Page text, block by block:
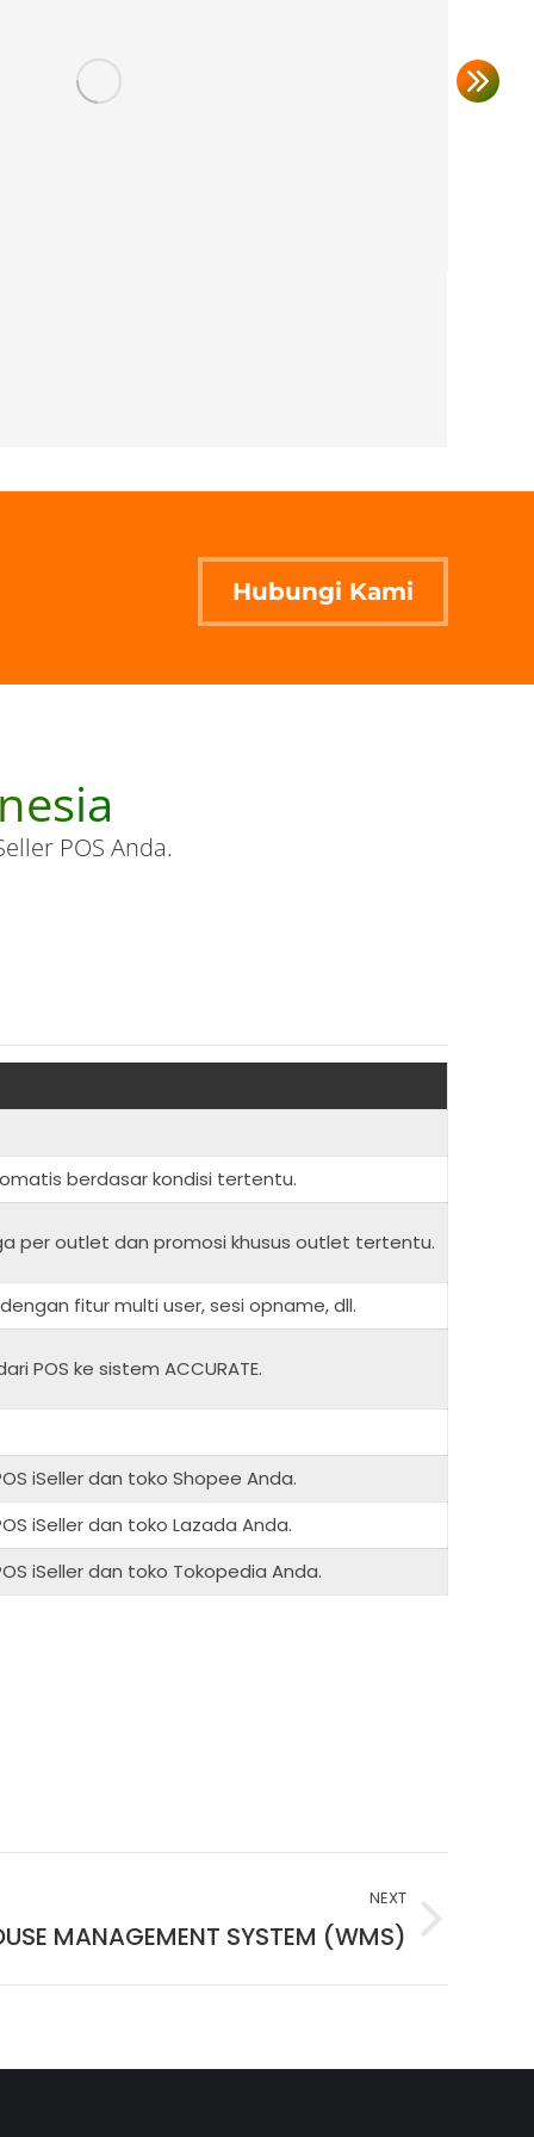
Hubungi Kami
POS Anda.
berdasar kondisi tertentu.
per outlet dan promosi khusus outlet tertentu.
fitur multi user, sesi opname, dll.
POS ke sistem ACCURATE.
iSeller dan toko Shopee Anda.
iSeller dan toko Lazada Anda.
iSeller dan toko Tokopedia Anda.
NEXT
MANAGEMENT SYSTEM (WMS)